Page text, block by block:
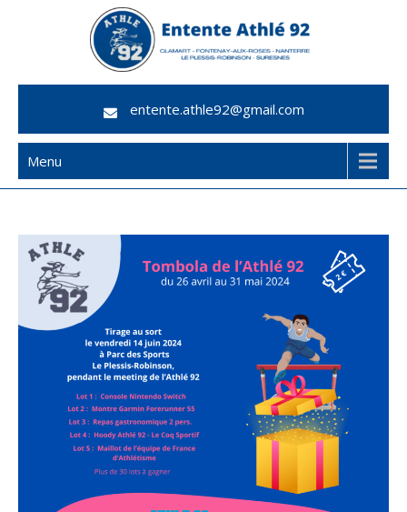
Athlé 92
entente.athle92@gmail.com
Menu